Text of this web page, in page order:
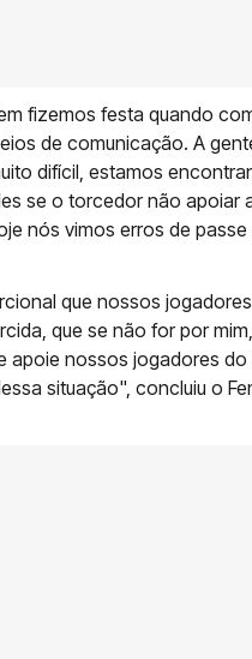
fizemos festa quando
de comunicação. A
difícil, estamos
se o torcedor não apoiar
nós vimos erros de
que nossos
que se não for por
apoie nossos jogadores
situação", concluiu o